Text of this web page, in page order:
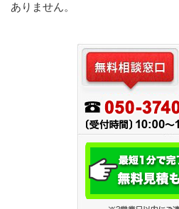
ありません。